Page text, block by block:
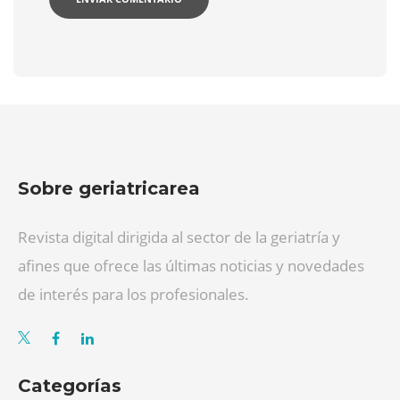
Sobre geriatricarea
Revista digital dirigida al sector de la geriatría y
afines que ofrece las últimas noticias y novedades
de interés para los profesionales.
Categorías